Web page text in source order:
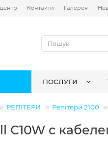
Контакти Галерея
ПОСЛУГИ
РЕПІТЕРИ Репітери 2100
C10W с